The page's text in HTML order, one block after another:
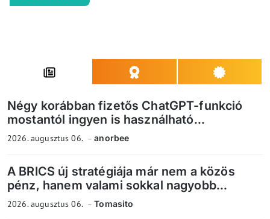
Négy korábban fizetős ChatGPT-funkció
mostantól ingyen is használható...
2026. augusztus 06. anorbee
A BRICS új stratégiája már nem a közös
pénz, hanem valami sokkal nagyobb...
2026. augusztus 06. Tomasito